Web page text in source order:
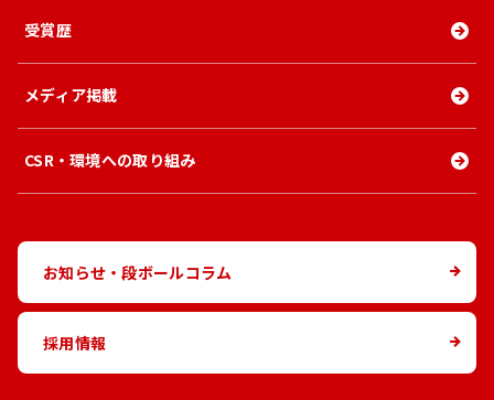
受賞歴
メディア掲載
CSR・環境への取り組み
お知らせ・段ボールコラム
採用情報